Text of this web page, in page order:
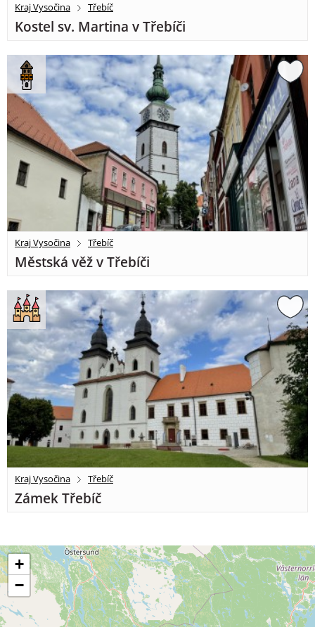
Kraj Vysočina Třebíč
Kostel sv. Martina v Třebíči
Kraj Vysočina Třebíč
Městská věž v Třebíči
Kraj Vysočina Třebíč
Zámek Třebíč
+
−